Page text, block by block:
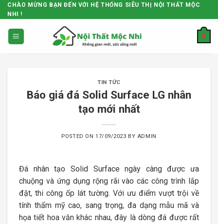
Skip
to
content
CHÀO MỪNG BẠN ĐẾN VỚI HỆ THỐNG SIÊU THỊ NỘI THẤT MỘC
NHI !
0
TIN TỨC
Báo giá đá Solid Surface LG nhân
tạo mới nhất
POSTED ON 17/09/2023 BY ADMIN
Đá nhân tạo Solid Surface ngày càng được ưa
chuộng và ứng dụng rộng rãi vào các công trình lắp
đặt, thi công ốp lát tường. Với ưu điểm vượt trội về
tính thẩm mỹ cao, sang trọng, đa dạng mẫu mã và
họa tiết hoa văn khác nhau, đây là dòng đá được rất